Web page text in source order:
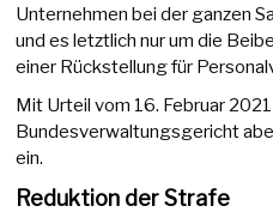
Unternehmen bei der ganzen
und es letztlich nur um die
einer Rückstellung für
Mit Urteil vom 16. Februar
Bundesverwaltungsgericht
ein.
Reduktion der Strafe